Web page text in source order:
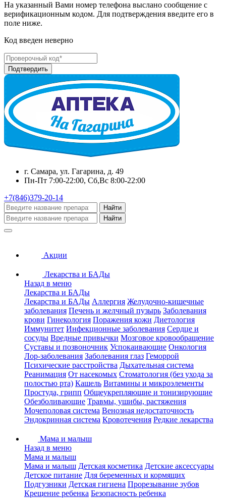
На указанный Вами номер телефона выслано сообщение с
верификационным кодом. Для подтверждения введите его в
поле ниже.
Код введен неверно
г. Самара, ул. Гагарина, д. 49
Пн-Пт 7:00-22:00, Сб,Вс 8:00-22:00
+7(846)379-20-14
Найти
Найти
Акции
Лекарства и БАДы
Назад в меню
Лекарства и БАДы
Лекарства и БАДы Аллергия Желудочно-кишечные
заболевания Печень и желчный пузырь Заболевания
крови Гинекология Поражения кожи Диетология
Иммунитет Инфекционные заболевания Сердце и
сосуды Вредные привычки Мозговое кровообращение
Суставы и позвоночник Успокаивающие Онкология
Лор-заболевания Заболевания глаз Геморрой
Психические расстройства Дыхательная система
Реанимация От насекомых Стоматология (без ухода за
полостью рта) Кашель Витамины и микроэлементы
Простуда, грипп Общеукрепляющие и тонизирующие
Обезболивающие Травмы, ушибы, растяжения
Мочеполовая система Венозная недостаточность
Эндокринная система Кровотечения Редкие лекарства
Мама и малыш
Назад в меню
Мама и малыш
Мама и малыш Детская косметика Детские аксессуары
Детское питание Для беременных и кормящих
Подгузники Детская гигиена Прорезывание зубов
Крещение ребенка Безопасность ребенка